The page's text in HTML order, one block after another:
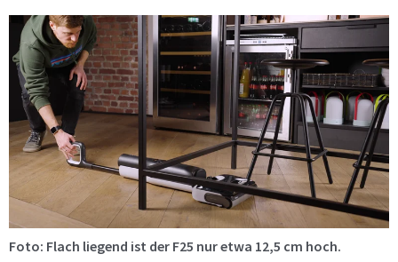
Foto: Flach liegend ist der F25 nur etwa 12,5 cm hoch.